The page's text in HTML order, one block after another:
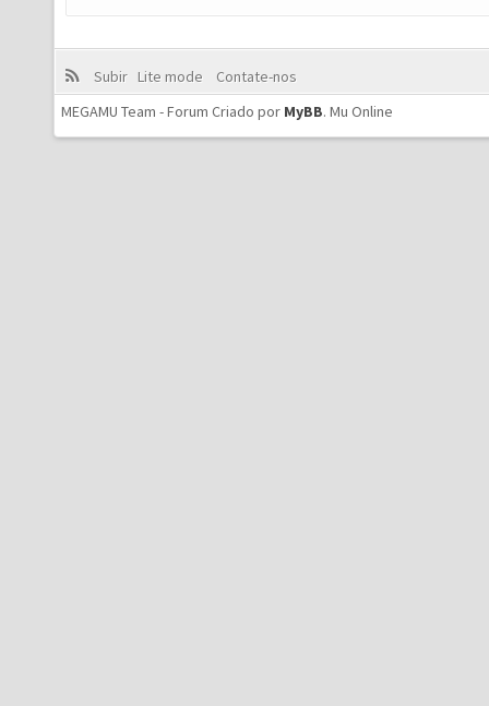
Subir Lite mode
Contate-nos
MEGAMU Team - Forum Criado por MyBB. Mu Online